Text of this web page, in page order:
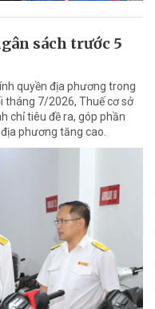
sách trước 5
quyền địa phương trong
tháng 7/2026, Thuế cơ sở
chỉ tiêu đề ra, góp phần
phương tăng cao.